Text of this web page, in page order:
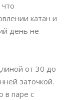
катан и
день не
от 30 до
заточкой.
в паре с